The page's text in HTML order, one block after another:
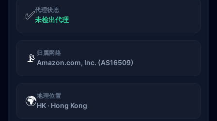
✅代理状态
未检出代理
📡 归属网络
Amazon.com, Inc. (AS16509)
🌍地理位置
HK · Hong Kong